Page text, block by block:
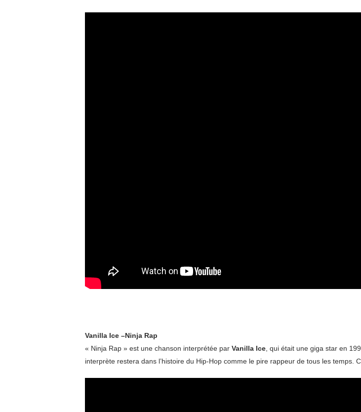
Vanilla Ice –Ninja Rap
« Ninja Rap » est une chanson interprétée par Vanilla Ice , qui était une giga star en
interprète restera dans l’histoire du Hip-Hop comme le pire rappeur de tous les temps.